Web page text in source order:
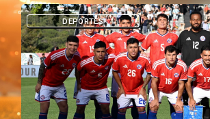
DEPORTES